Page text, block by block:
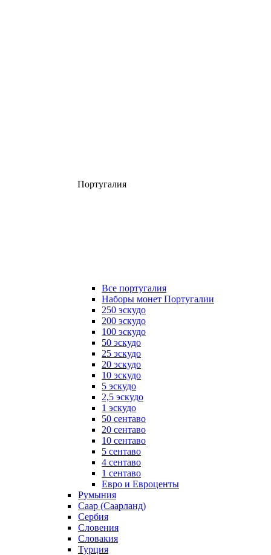
Португалия
Все португалия
Наборы монет Португалии
250 эскудо
200 эскудо
100 эскудо
50 эскудо
25 эскудо
20 эскудо
10 эскудо
5 эскудо
2,5 эскудо
1 эскудо
50 сентаво
20 сентаво
10 сентаво
5 сентаво
4 сентаво
1 сентаво
Евро и Евроценты
Румыния
Саар (Саарланд)
Сербия
Словения
Словакия
Турция